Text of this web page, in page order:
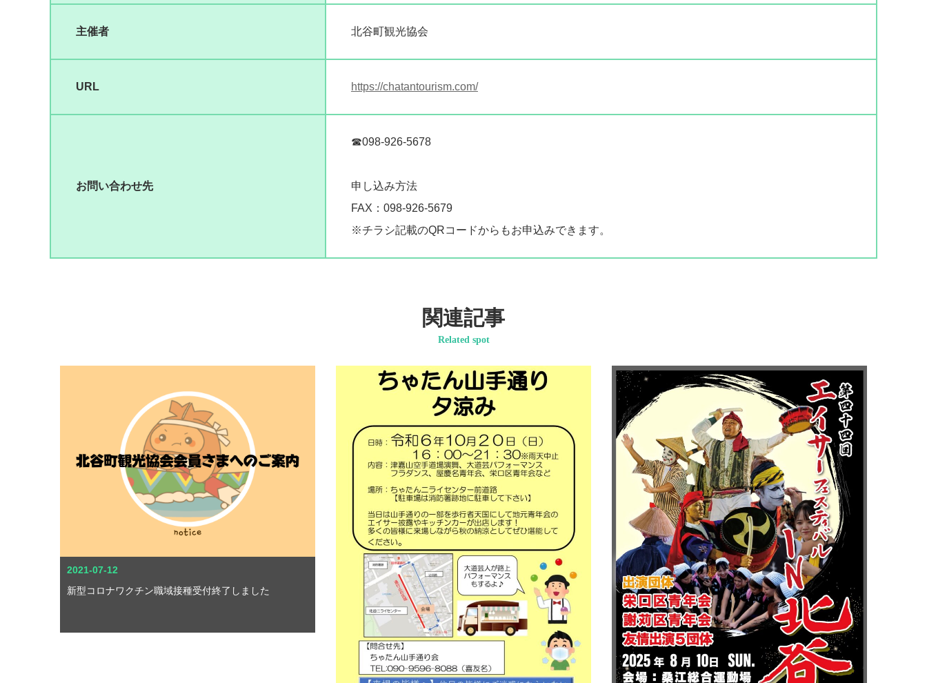
主催者 北谷町観光協会
URL https://chatantourism.com/
お問い合わせ先
☎098-926-5678
申し込み方法
FAX：098-926-5679
※チラシ記載のQRコードからもお申込みできます。
関連記事
Related spot
2021-07-12
新型コロナワクチン職域接種受付終了しました